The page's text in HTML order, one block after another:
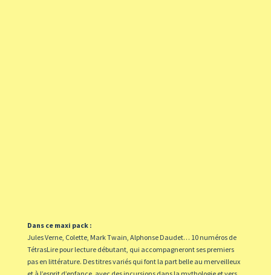
Dans ce maxi pack :
Jules Verne, Colette, Mark Twain, Alphonse Daudet… 10 numéros de
TétrasLire pour lecture débutant, qui accompagneront ses premiers
pas en littérature. Des titres variés qui font la part belle au merveilleux